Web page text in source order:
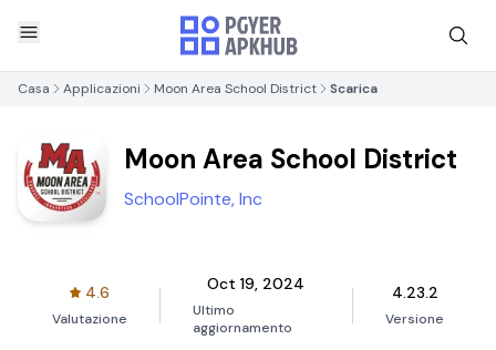
Casa Applicazioni Moon Area School District Scarica
Moon Area School District
SchoolPointe, Inc
4.6
Valutazione
Oct 19, 2024
Ultimo
aggiornamento
4.23.2
Versione